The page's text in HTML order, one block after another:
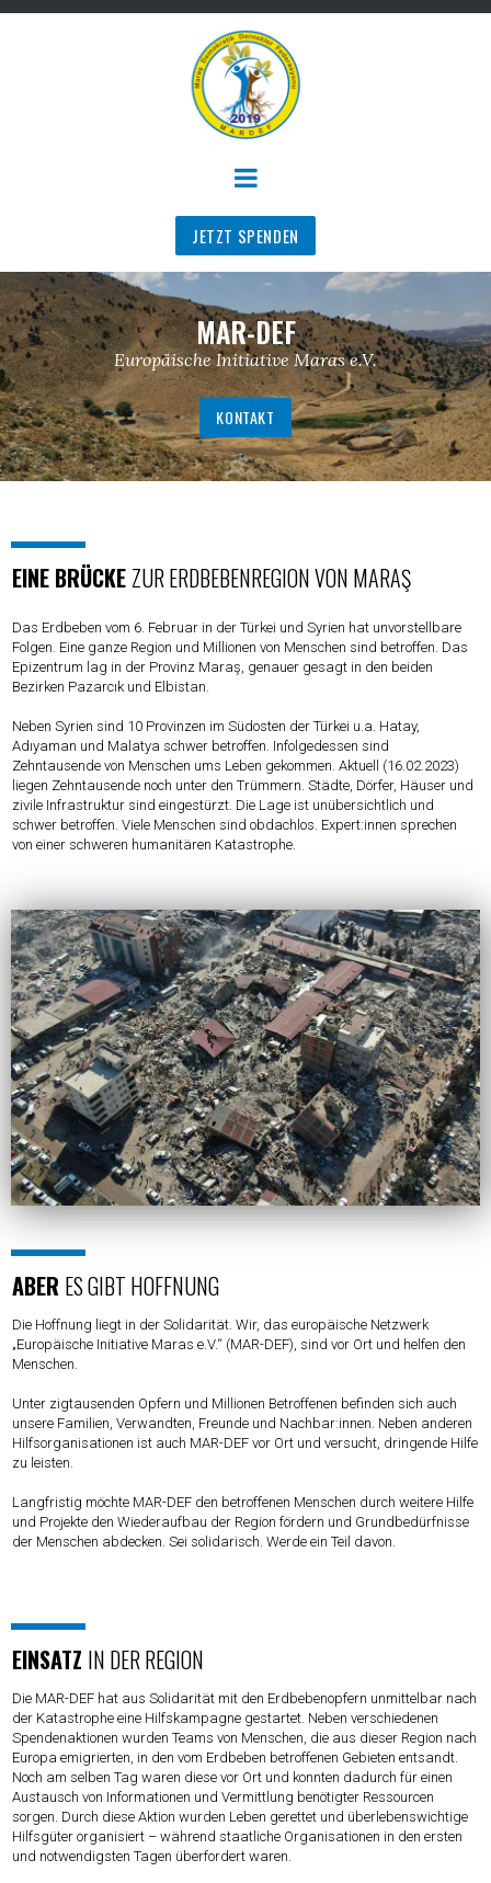
JETZT SPENDEN
MAR-DEF
Europäische Initiative Maras e.V.
KONTAKT
EINE BRÜCKE ZUR ERDBEBENREGION VON MARAŞ
Das Erdbeben vom 6. Februar in der Türkei und Syrien hat unvorstellbare
Folgen. Eine ganze Region und Millionen von Menschen sind betroffen. Das
Epizentrum lag in der Provinz Maraş, genauer gesagt in den beiden
Bezirken Pazarcık und Elbistan.
Neben Syrien sind 10 Provinzen im Südosten der Türkei u.a. Hatay,
Adıyaman und Malatya schwer betroffen. Infolgedessen sind
Zehntausende von Menschen ums Leben gekommen. Aktuell (16.02.2023)
liegen Zehntausende noch unter den Trümmern. Städte, Dörfer, Häuser und
zivile Infrastruktur sind eingestürzt. Die Lage ist unübersichtlich und
schwer betroffen. Viele Menschen sind obdachlos. Expert:innen sprechen
von einer schweren humanitären Katastrophe.
ABER ES GIBT HOFFNUNG
Die Hoffnung liegt in der Solidarität. Wir, das europäische Netzwerk
„Europäische Initiative Maras e.V.“ (MAR-DEF), sind vor Ort und helfen den
Menschen.
Unter zigtausenden Opfern und Millionen Betroffenen befinden sich auch
unsere Familien, Verwandten, Freunde und Nachbar:innen. Neben anderen
Hilfsorganisationen ist auch MAR-DEF vor Ort und versucht, dringende Hilfe
zu leisten.
Langfristig möchte MAR-DEF den betroffenen Menschen durch weitere Hilfe
und Projekte den Wiederaufbau der Region fördern und Grundbedürfnisse
der Menschen abdecken. Sei solidarisch. Werde ein Teil davon.
EINSATZ IN DER REGION
Die MAR-DEF hat aus Solidarität mit den Erdbebenopfern unmittelbar nach
der Katastrophe eine Hilfskampagne gestartet. Neben verschiedenen
Spendenaktionen wurden Teams von Menschen, die aus dieser Region nach
Europa emigrierten, in den vom Erdbeben betroffenen Gebieten entsandt.
Noch am selben Tag waren diese vor Ort und konnten dadurch für einen
Austausch von Informationen und Vermittlung benötigter Ressourcen
sorgen. Durch diese Aktion wurden Leben gerettet und überlebenswichtige
Hilfsgüter organisiert – während staatliche Organisationen in den ersten
und notwendigsten Tagen überfordert waren.